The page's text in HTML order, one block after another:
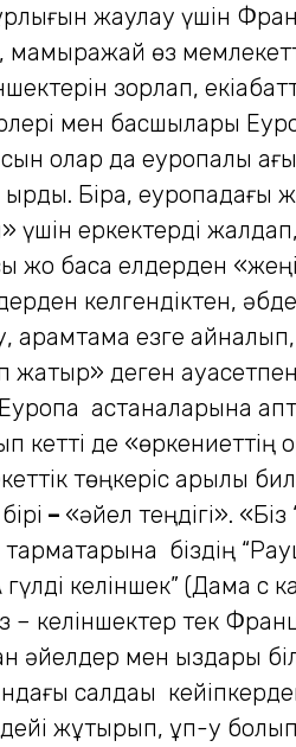
жаулау үшін
өз
зорлап,
мен басшылары
олар да еуропалық
Бірақ, еуропадағы
үшін еркектерді
жоқ басқа елдерден
келгендіктен,
езге айналып,
деген
астаналарына
кетті де
төңкеріс арқылы
– «әйел теңдігі».
біздің
келіншек” (Дама с
– келіншектер тек
әйелдер мен қыздары
салдақы
жұқтырып, құп-қу